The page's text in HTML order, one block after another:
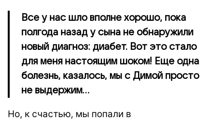
Все у нас шло вполне хорошо, пока
полгода назад у сына не обнаружили
новый диагноз: диабет. Вот это стало
для меня настоящим шоком! Еще одна
болезнь, казалось, мы с Димой просто
не выдержим...
Но, к счастью, мы попали в